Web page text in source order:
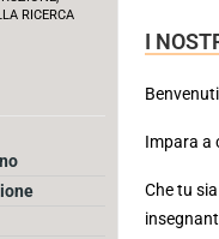
RICERCA
I
Impara a
Che tu